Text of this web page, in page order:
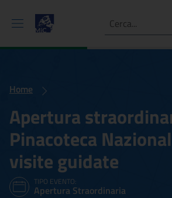
Ricerca
Home
Apertura
Pinacoteca
visite guidate
TIPO EVENTO:
Apertura Straordinaria